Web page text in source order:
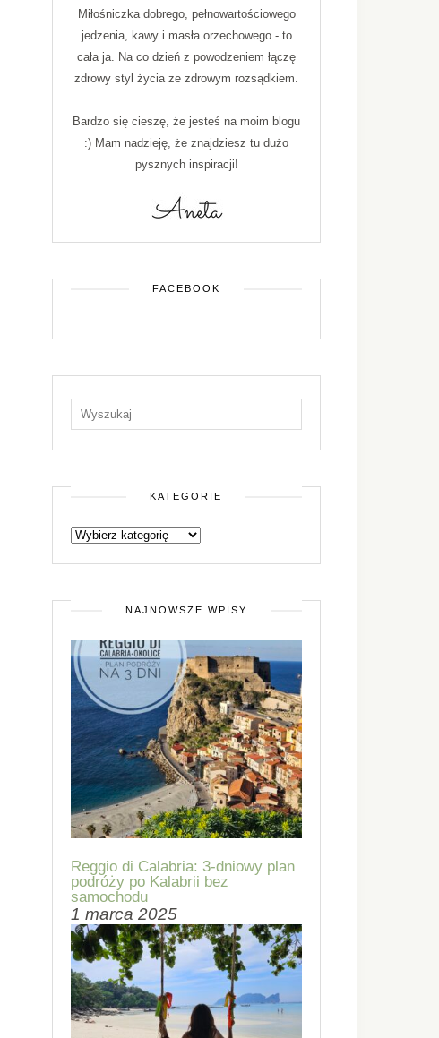
Miłośniczka dobrego, pełnowartościowego
jedzenia, kawy i masła orzechowego - to
cała ja. Na co dzień z powodzeniem łączę
zdrowy styl życia ze zdrowym rozsądkiem.
Bardzo się cieszę, że jesteś na moim blogu
:) Mam nadzieję, że znajdziesz tu dużo
pysznych inspiracji!
FACEBOOK
KATEGORIE
NAJNOWSZE WPISY
Reggio di Calabria: 3-dniowy plan
podróży po Kalabrii bez
samochodu
1 marca 2025